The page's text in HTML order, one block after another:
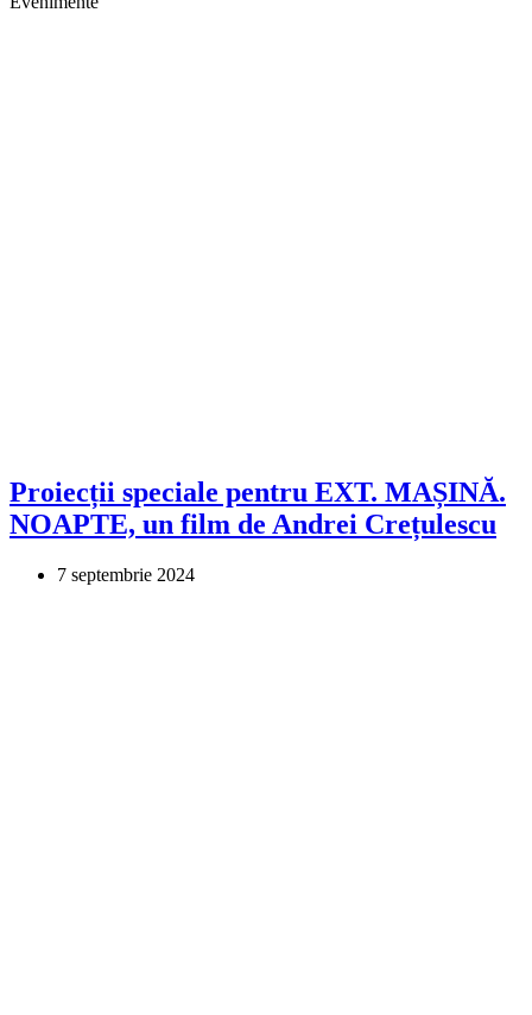
Proiecții speciale pentru EXT. MAȘINĂ.
NOAPTE, un film de Andrei Crețulescu
7 septembrie 2024